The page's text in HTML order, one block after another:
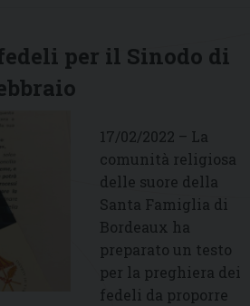
per il Sinodo di
17/02/2022 – La
comunità religiosa
delle suore della
Santa Famiglia di
Bordeaux ha
preparato un testo
per la preghiera dei
fedeli da proporre